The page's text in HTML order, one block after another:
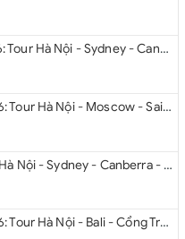
Du Lịch Nước Úc 2026: Tour Hà Nội - Sydney - Canberra - Melbourne - Hà Nội
Du lịch nước Nga 2026: Tour Hà Nội - Moscow - Saint Petersburg từ Hà Nội
Du lịch Úc 2026: Tour Hà Nội - Sydney - Canberra - Melbourne - Hà Nội
Du lịch Indonesia 2026: Tour Hà Nội - Bali - Cổng Trời Lempuyang - Swings Bali - Ngắm hoàng hôn biển Jimbaran - Kelingking - Sống Lưng Khủng Long từ Hà Nội